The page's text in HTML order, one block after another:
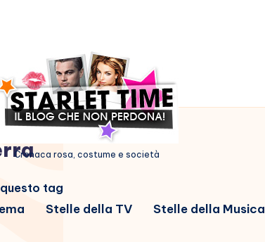
Cronaca rosa, costume e società
Stelle della TV Stelle della Musica
tag